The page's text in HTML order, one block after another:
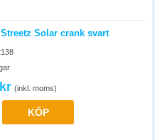
Solar crank svart
(inkl. moms)
KÖP